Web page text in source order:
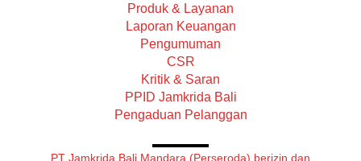
Produk & Layanan
Laporan Keuangan
Pengumuman
CSR
Kritik & Saran
PPID Jamkrida Bali
Pengaduan Pelanggan
PT Jamkrida Bali Mandara (Perseroda) berizin dan